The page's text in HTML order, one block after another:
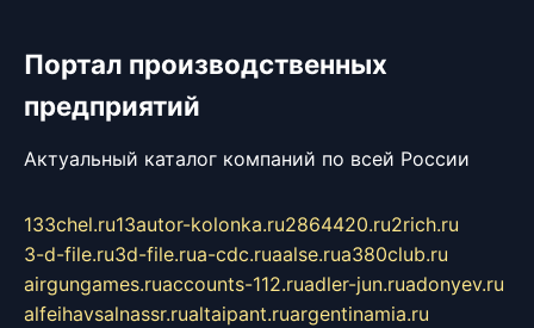
Портал производственных
предприятий
Актуальный каталог компаний по всей России
133chel.ru13autor-kolonka.ru2864420.ru2rich.ru
3-d-file.ru3d-file.rua-cdc.ruaalse.rua380club.ru
airgungames.ruaccounts-112.ruadler-jun.ruadonyev.ru
alfeihavsalnassr.rualtaipant.ruargentinamia.ru